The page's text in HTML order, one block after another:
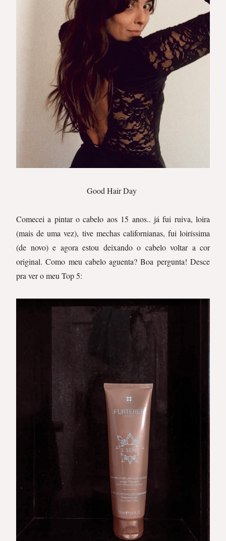
Good Hair Day
Comecei a pintar o cabelo aos 15 anos.. já fui ruiva, loira
(mais de uma vez), tive mechas californianas, fui loiríssima
(de novo) e agora estou deixando o cabelo voltar a cor
original. Como meu cabelo aguenta? Boa pergunta! Desce
pra ver o meu Top 5: